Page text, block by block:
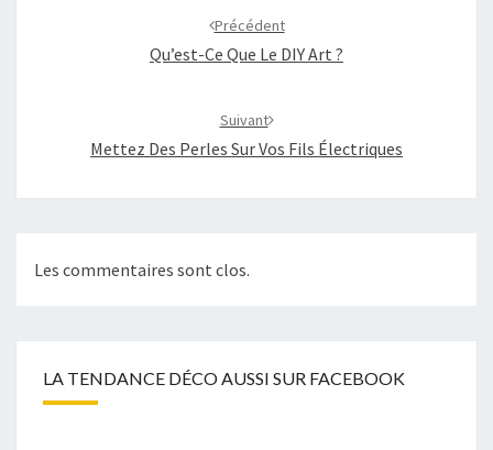
Précédent
Qu’est-Ce Que Le DIY Art ?
Suivant
Mettez Des Perles Sur Vos Fils Électriques
Les commentaires sont clos.
LA TENDANCE DÉCO AUSSI SUR FACEBOOK